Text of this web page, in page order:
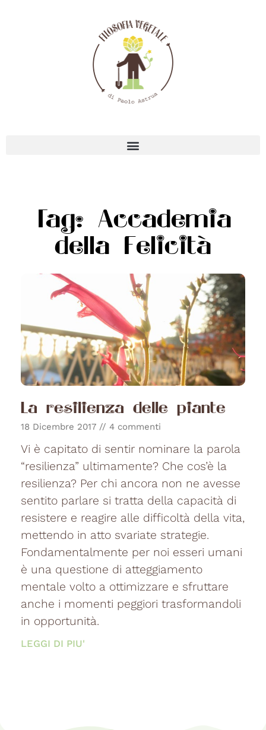
Tag: Accademia
della Felicità
La resilienza delle piante
18 Dicembre 2017 4 commenti
Vi è capitato di sentir nominare la parola
“resilienza” ultimamente? Che cos’è la
resilienza? Per chi ancora non ne avesse
sentito parlare si tratta della capacità di
resistere e reagire alle difficoltà della vita,
mettendo in atto svariate strategie.
Fondamentalmente per noi esseri umani
è una questione di atteggiamento
mentale volto a ottimizzare e sfruttare
anche i momenti peggiori trasformandoli
in opportunità.
LEGGI DI PIU'